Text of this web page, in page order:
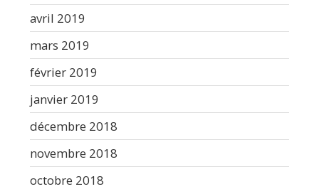
avril 2019
mars 2019
février 2019
janvier 2019
décembre 2018
novembre 2018
octobre 2018